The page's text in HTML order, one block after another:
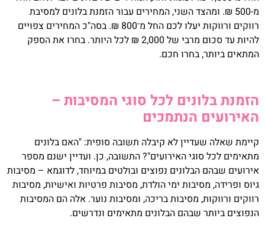
מ-500 ₪. ומהצד השני, המחירים עבור הזמנת בלונים למסיבת
רווקים ורווקות יעלו לכם החל מ־800 ₪. בסה"כ המחירים צפויים
להיות עד סכום מרבי של 2,000 ₪ לכל היותר. בחרו את הספק
המתאים ביותר, בחרו חכם.
הזמנת בלונים לכל סוגי המסיבות –
האירועים הנתמכים
קיימת שאלה שעדיין לא קיבלה תשובה סופית: "האם בלונים
מתאימים לכל סוגי האירועים"? התשובה, כן. ועדיין ישנם מספר
אירועים שבהם הבלונים נפוצים ובולטים במיוחד, לדוגמא – מסיבות
גיוס ופרידה, מסיבות ימי הולדת, מסיבות פרטיות ואישיות, מסיבות
רווקים ורווקות, מסיבות בריכה, ומסיבות נוער. אלה הם המסיבות
הנפוצים ביותר שבהם הבלונים מתאימים ונדרשים.